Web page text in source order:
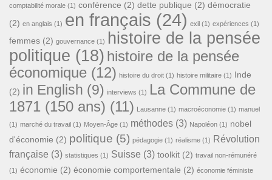
comptabilité morale (1) conférence (2) dette publique (2) démocratie
(2) en anglais (1) en français (24) exil (1) expériences (1)
femmes (2) gouvernance (1) histoire de la pensée
politique (18) histoire de la pensée
économique (12) histoire du droit (1) histoire militaire (1)
Inde
(2) in English (9) interviews (1) La Commune de
1871 (150 ans) (11) Lausanne (1) macroéconomie (1) manuel
(1) marché du travail (1) Moyen-Âge (1) méthodes (3) Napoléon (1) nobel
d'économie (2) politique (5) pédagogie (1) réalisme (1)
Révolution
française (3) statistiques (1) Suisse (3) toolkit (2) travail non-rémunéré
(1) économie (2) économie comportementale (2) économie féministe